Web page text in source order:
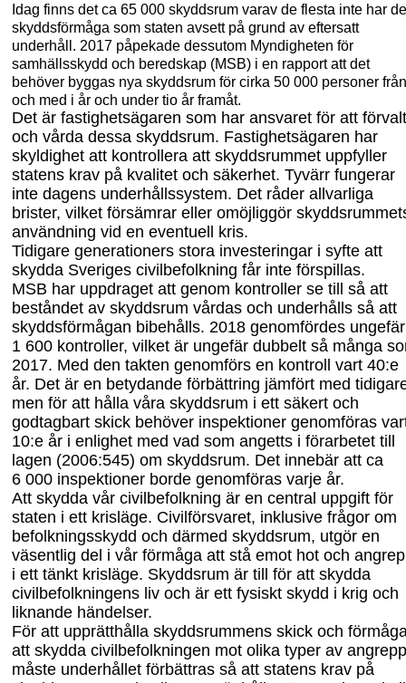
Idag finns det ca 65 000 skyddsrum varav de flesta inte har
skyddsförmåga som staten avsett på grund av eftersatt
underhåll. 2017 påpekade dessutom Myndigheten för
samhällsskydd och beredskap (MSB) i en rapport att det
behöver byggas nya skyddsrum för cirka 50 000 personer från
och med i år och under tio år framåt.
Det är fastighetsägaren som har ansvaret för att
och vårda dessa skyddsrum. Fastighetsägaren har
skyldighet att kontrollera att skyddsrummet uppfyller
statens krav på kvalitet och säkerhet. Tyvärr fungerar
inte dagens underhållssystem. Det råder allvarliga
brister, vilket försämrar eller omöjliggör
användning vid en eventuell kris.
Tidigare generationers stora investeringar i syfte att
skydda Sveriges civilbefolkning får inte förspillas.
MSB har uppdraget att genom kontroller se till så att
beståndet av skyddsrum vårdas och underhålls så att
skyddsförmågan bibehålls. 2018 genomfördes ungefär
1 600 kontroller, vilket är ungefär dubbelt så många
2017. Med den takten genomförs en kontroll vart 40:e
år. Det är en betydande förbättring jämfört med
men för att hålla våra skyddsrum i ett säkert och
godtagbart skick behöver inspektioner genomföras
10:e år i enlighet med vad som angetts i förarbetet till
lagen (2006:545) om skyddsrum. Det innebär att ca
6 000 inspektioner borde genomföras varje år.
Att skydda vår civilbefolkning är en central uppgift för
staten i ett krisläge. Civil försvaret, inklusive frågor om
befolkningsskydd och därmed skyddsrum, utgör en
väsentlig del i vår förmåga att stå emot hot och
i ett tänkt krisläge. Skyddsrum är till för att skydda
civilbefolkningens liv och är ett fysiskt skydd i krig och
liknande händelser.
För att upprätthålla skyddsrummens skick och
att skydda civilbefolkningen mot olika typer av angrepp
måste underhållet förbättras så att statens krav på